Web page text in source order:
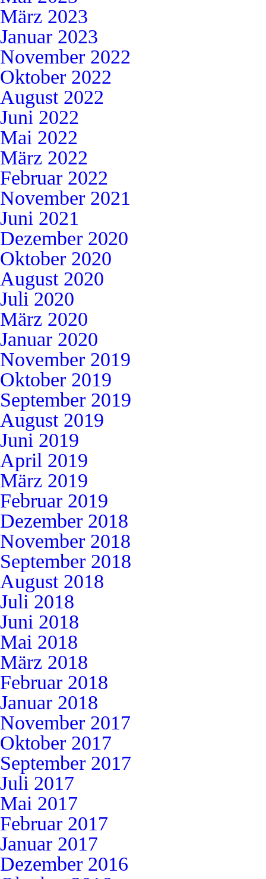
März 2023
Januar 2023
November 2022
Oktober 2022
August 2022
Juni 2022
Mai 2022
März 2022
Februar 2022
November 2021
Juni 2021
Dezember 2020
Oktober 2020
August 2020
Juli 2020
März 2020
Januar 2020
November 2019
Oktober 2019
September 2019
August 2019
Juni 2019
April 2019
März 2019
Februar 2019
Dezember 2018
November 2018
September 2018
August 2018
Juli 2018
Juni 2018
Mai 2018
März 2018
Februar 2018
Januar 2018
November 2017
Oktober 2017
September 2017
Juli 2017
Mai 2017
Februar 2017
Januar 2017
Dezember 2016